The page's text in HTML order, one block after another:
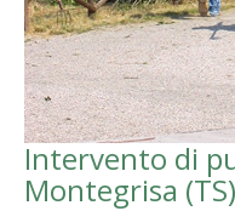
Intervento di
Montegrisa